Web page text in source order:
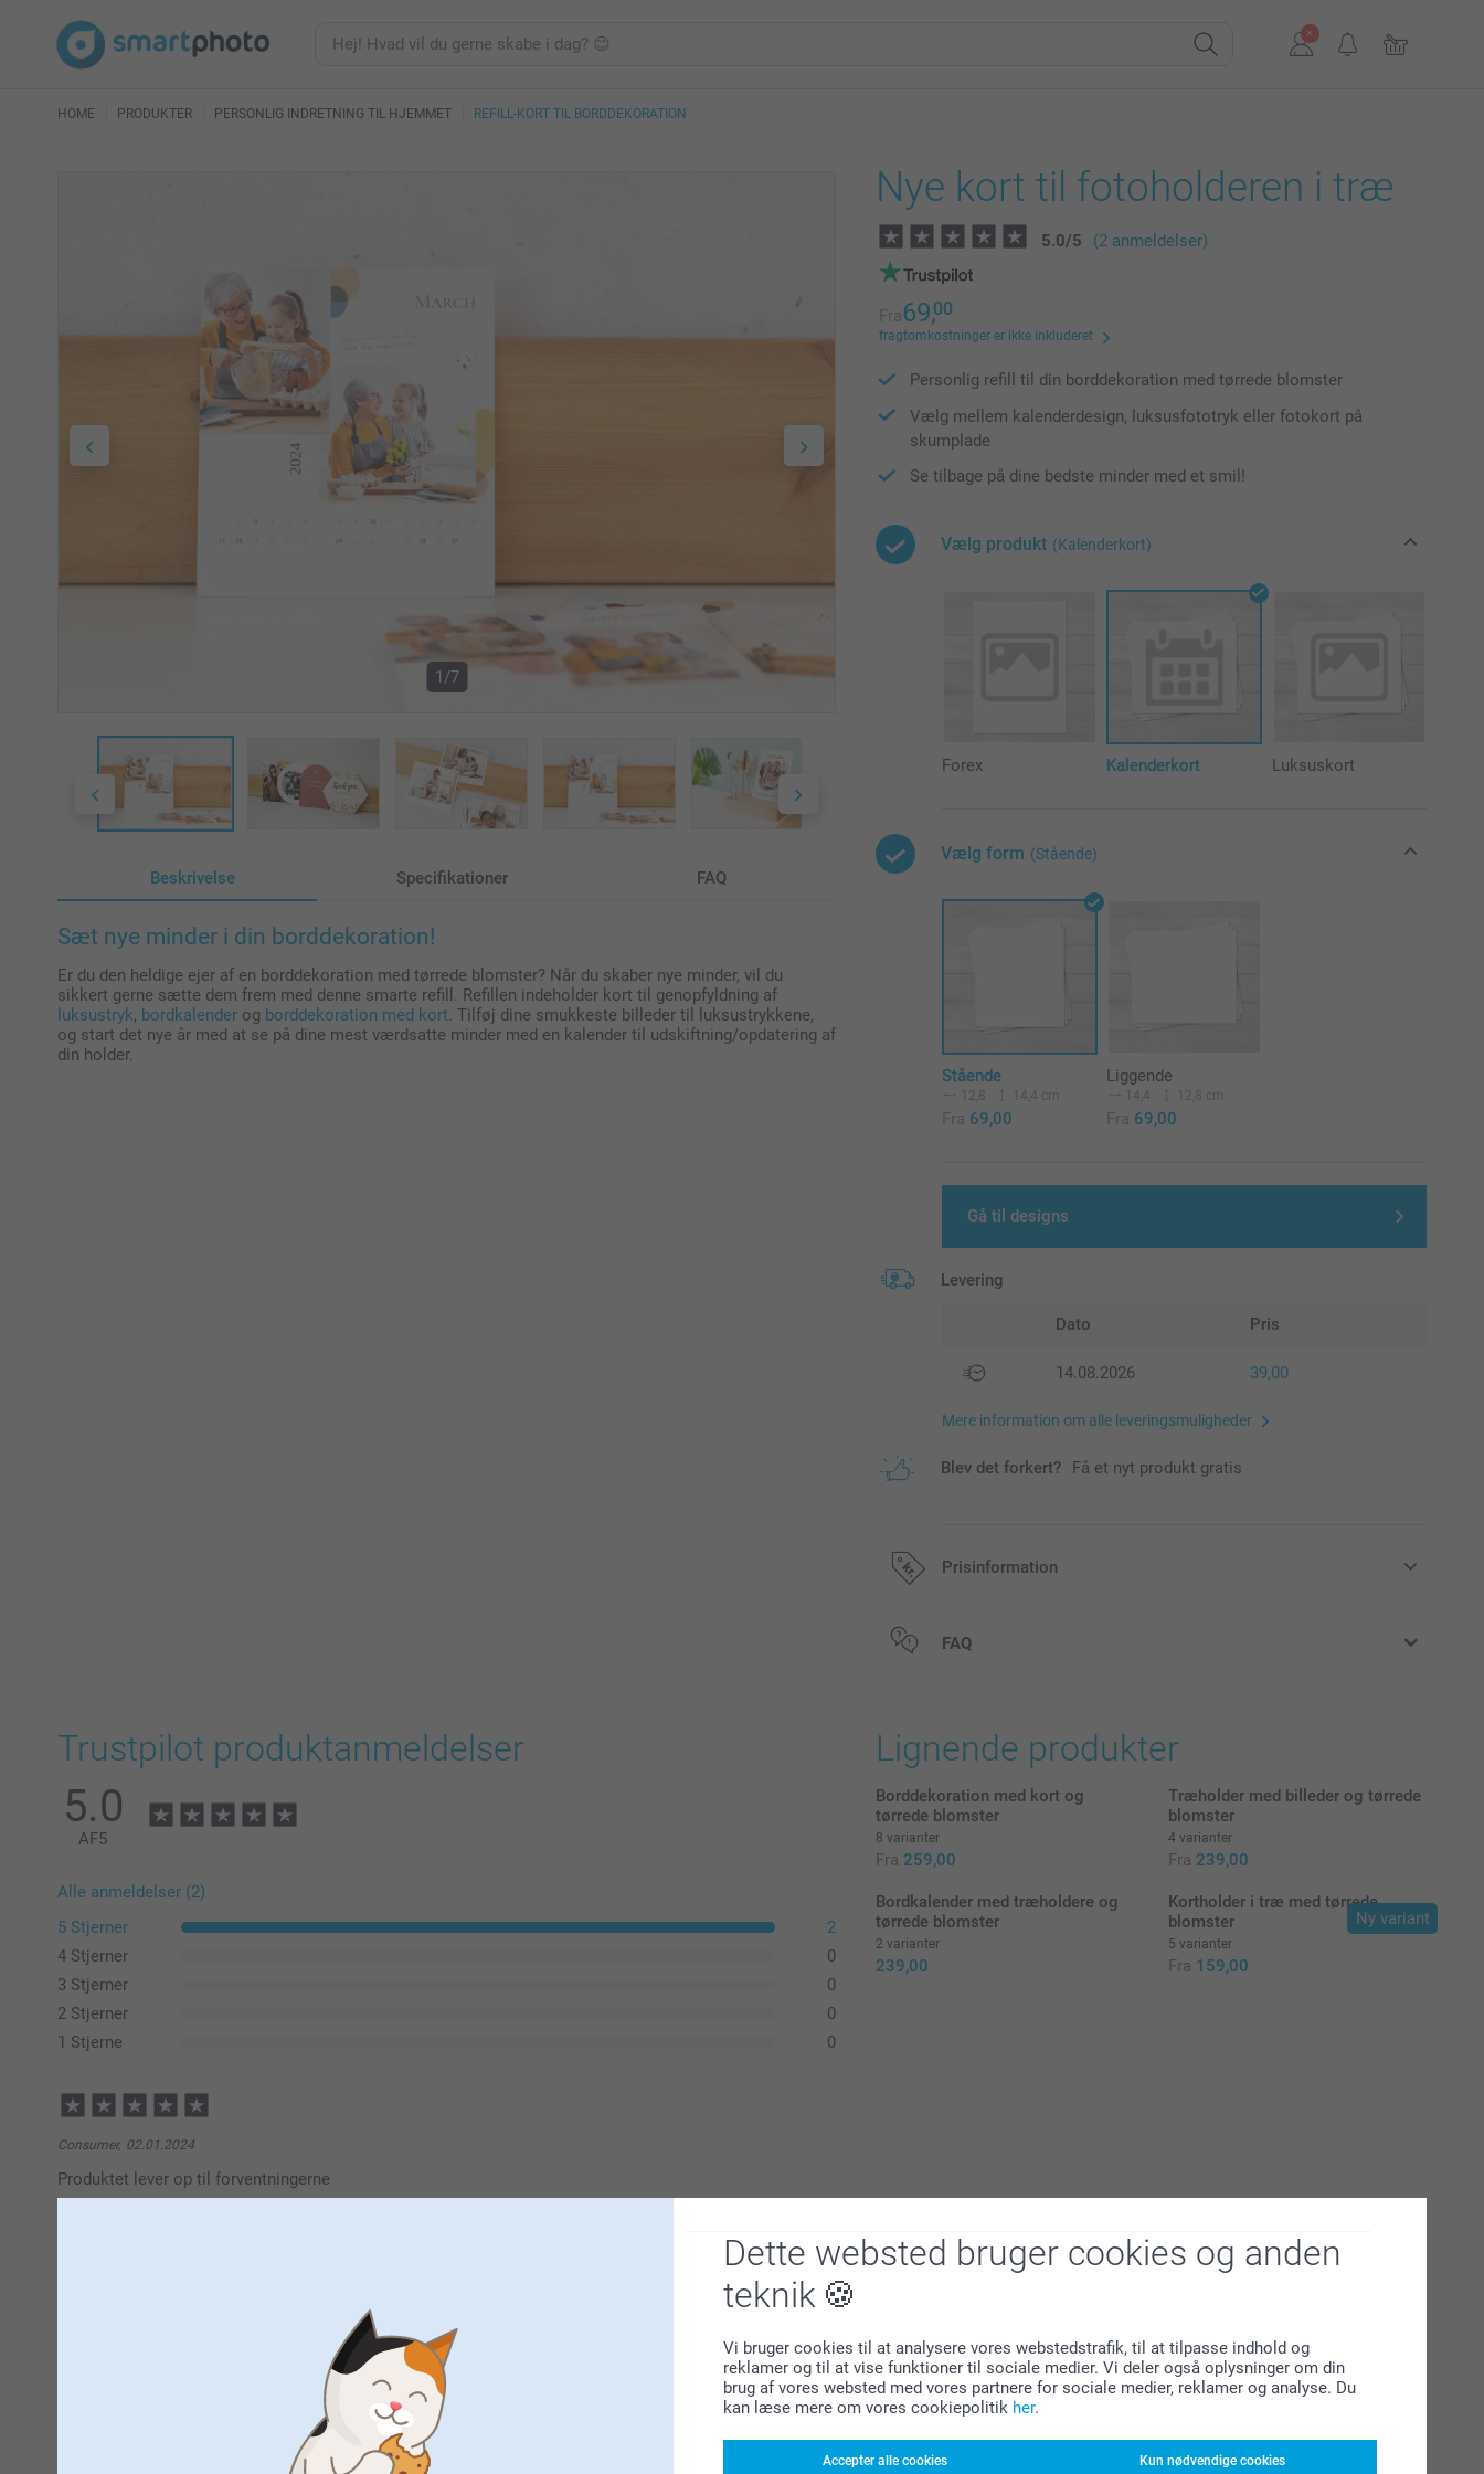
Dette websted bruger cookies og anden
teknik
Vi bruger cookies til at analysere vores webstedstrafik, til at tilpasse indhold og
reklamer og til at vise funktioner til sociale medier. Vi deler også oplysninger om din
brug af vores websted med vores partnere for sociale medier, reklamer og analyse. Du
kan læse mere om vores cookiepolitik her.
Accepter alle cookies Kun nødvendige cookies
HOME PRODUKTER PERSONLIG INDRETNING TIL HJEMMET REFILL-KORT TIL BORDDEKORATION
1/7
Beskrivelse Specifikationer FAQ
Sæt nye minder i din borddekoration!
Er du den heldige ejer af en borddekoration med tørrede blomster? Når du skaber nye minder, vil du
sikkert gerne sætte dem frem med denne smarte refill. Refillen indeholder kort til genopfyldning af
luksustryk, bordkalender og borddekoration med kort. Tilføj dine smukkeste billeder til luksustrykkene,
og start det nye år med at se på dine mest værdsatte minder med en kalender til udskiftning/opdatering af
din holder.
Nye kort til fotoholderen i træ
5.0/5 (2 anmeldelser)
Fra69,00
fragtomkostninger er ikke inkluderet
Personlig refill til din borddekoration med tørrede blomster
Vælg mellem kalenderdesign, luksusfototryk eller fotokort på
skumplade
Se tilbage på dine bedste minder med et smil!
Vælg produkt (Kalenderkort)
Forex Kalenderkort Luksuskort
Vælg form (Stående)
Stående
12,8 14,4 cm
Fra 69,00
Liggende
14,4 12,8 cm
Fra 69,00
Gå til designs
Levering
Dato Pris
14.08.2026 39,00
Mere information om alle leveringsmuligheder
Blev det forkert? Få et nyt produkt gratis
Prisinformation
Alle priser inklusive moms og uden forsendelsesomkostninger
FAQ
Trustpilot produktanmeldelser
5.0
AF5
Alle anmeldelser (2)
5 Stjerner
2
4 Stjerner
0
3 Stjerner
0
2 Stjerner
0
1 Stjerne
0
Consumer, 02.01.2024
Produktet lever op til forventningerne
Tusind tak for din dejlige anmeldelse og dine 5 stjerner.
Det glæder os at du er så tilfreds med dit kort og vi håber du får glæde af den i lang tid fremover.
Godt produkt og fin kvalitet. Lidt mat i billede farverne men ganske tilfreds
Lignende produkter
Borddekoration med kort og
tørrede blomster
8 varianter
Fra 259,00
Træholder med billeder og tørrede
blomster
4 varianter
Fra 239,00
Bordkalender med træholdere og
tørrede blomster
2 varianter
239,00
Ny variant
Kortholder i træ med tørrede
blomster
5 varianter
Fra 159,00